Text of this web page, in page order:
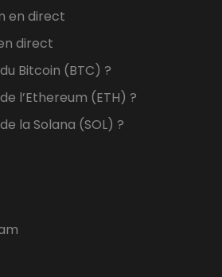
en direct
direct
Bitcoin (BTC) ?
l’Ethereum (ETH) ?
la Solana (SOL) ?